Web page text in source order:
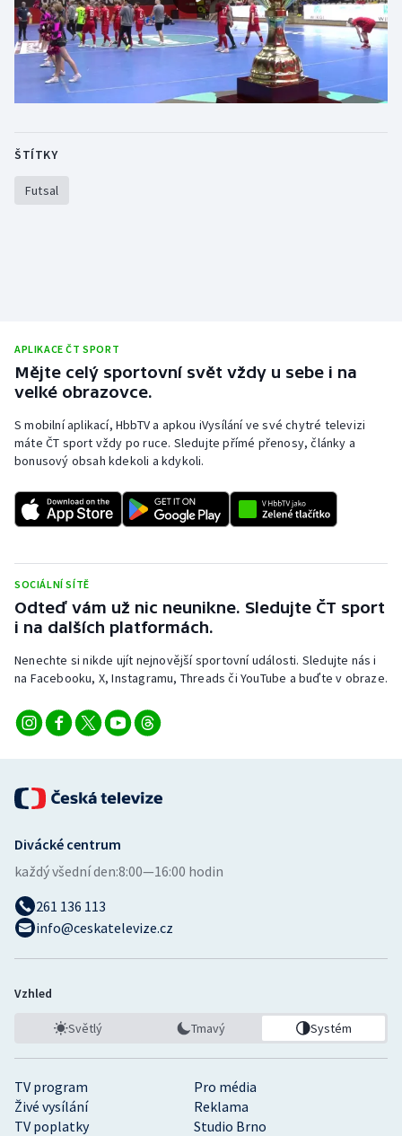
Házená
Jezdectví
Judo
Lezení
Olympijské hry
Parasport
Plavání
Plážový volejbal
Ragby
Rychlobruslení
Rychlostní kanoistika
Short track
Triatlon
Vodní slalom
Volejbal
Ostatní
ŠTÍTKY
Futsal
APLIKACE ČT SPORT
Mějte celý sportovní svět vždy u sebe i na
velké obrazovce.
S mobilní aplikací, HbbTV a apkou iVysílání ve své chytré televizi
máte ČT sport vždy po ruce. Sledujte přímé přenosy, články a
bonusový obsah kdekoli a kdykoli.
SOCIÁLNÍ SÍTĚ
Odteď vám už nic neunikne. Sledujte ČT sport
i na dalších platformách.
Nenechte si nikde ujít nejnovější sportovní události. Sledujte nás i
na Facebooku, X, Instagramu, Threads či YouTube a buďte v obraze.
TV program
Pro média
Živé vysílání
Reklama
TV poplatky
Studio Brno
Divácké centrum
každý všední den:8:00—16:00 hodin
261 136 113
info@ceskatelevize.cz
Vzhled
Světlý Tmavý Systém